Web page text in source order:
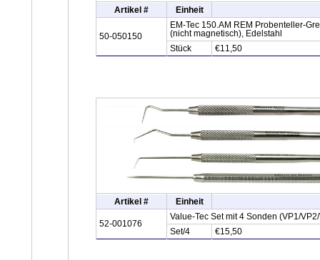
Artikel # Einheit
50-050150
EM-Tec 150.AM REM Probenteller-
(nicht magnetisch), Edelstahl
Stück
€11,50
Artikel # Einheit
52-001076
Value-Tec Set mit 4 Sonden (VP1/
Set/4
€15,50